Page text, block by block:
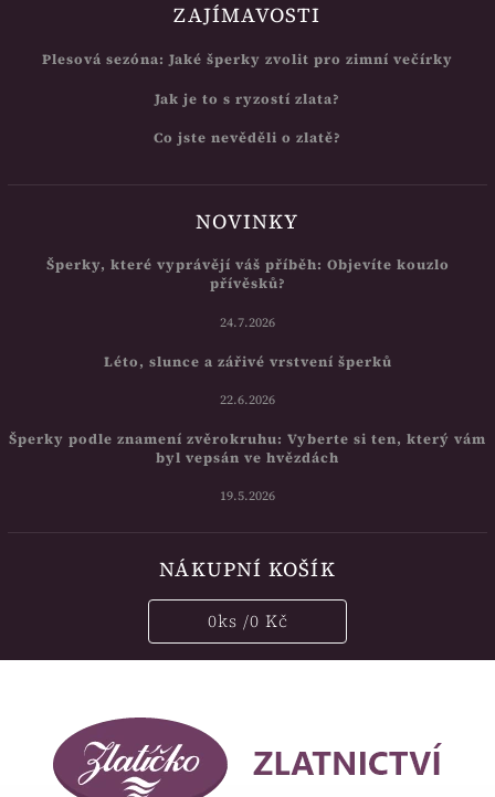
ZAJÍMAVOSTI
Plesová sezóna: Jaké šperky zvolit pro zimní večírky
Jak je to s ryzostí zlata?
Co jste nevěděli o zlatě?
NOVINKY
Šperky, které vyprávějí váš příběh: Objevíte kouzlo
přívěsků?
24.7.2026
Léto, slunce a zářivé vrstvení šperků
22.6.2026
Šperky podle znamení zvěrokruhu: Vyberte si ten, který vám
byl vepsán ve hvězdách
19.5.2026
NÁKUPNÍ KOŠÍK
0ks /0 Kč